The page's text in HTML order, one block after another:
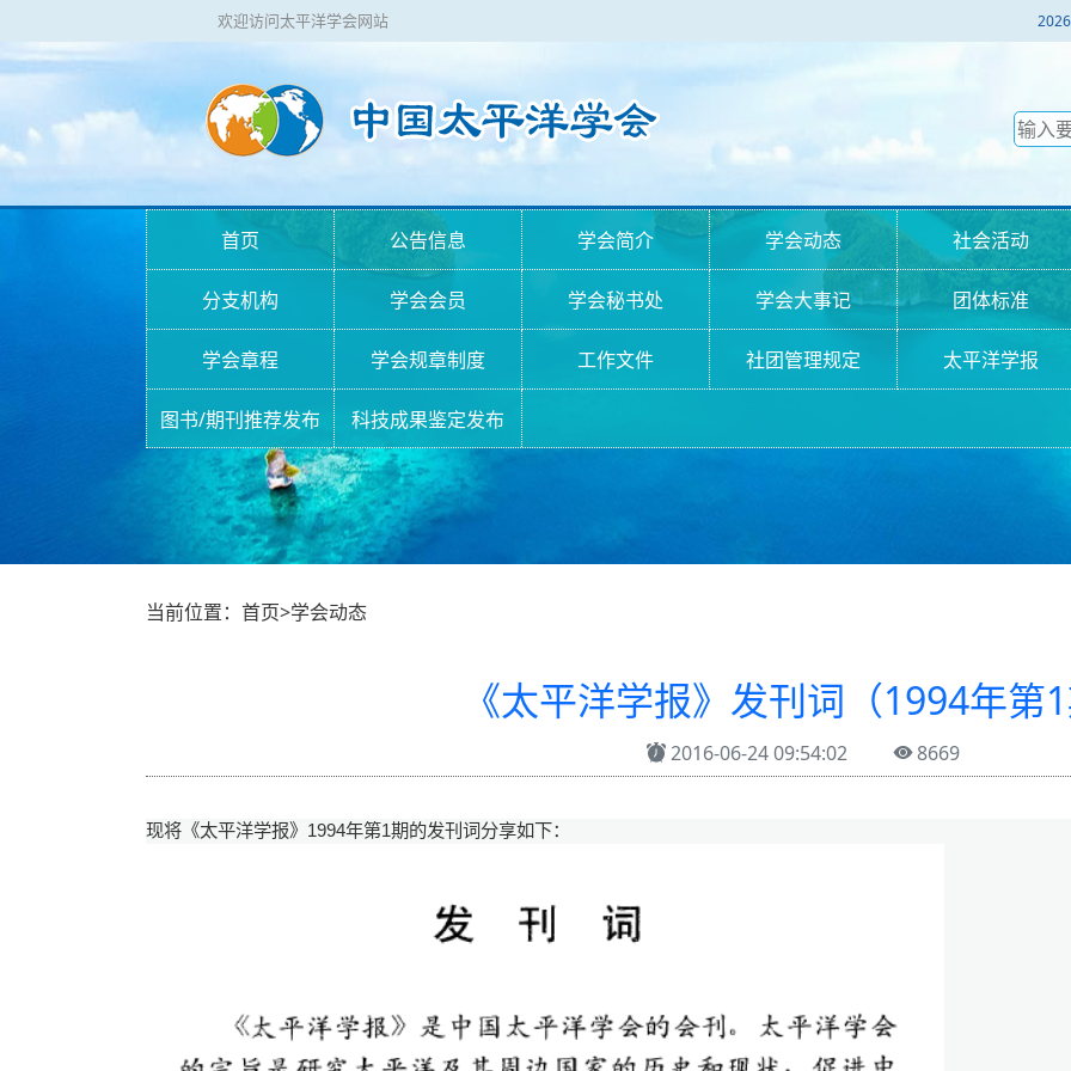
欢迎访问太平洋学会网站
首页 公告信息 学会简介 学会动态 社会活动
分支机构 学会会员 学会秘书处 学会大事记 团体标准
学会章程 学会规章制度 工作文件 社团管理规定 太平洋学报
图书/期刊推荐发布 科技成果鉴定发布
当前位置：首页>学会动态
《太平洋学报》发刊词（1994年第
2016-06-24 09:54:02 8669
现将《太平洋学报》 1994年第1期的发刊词分享如下：